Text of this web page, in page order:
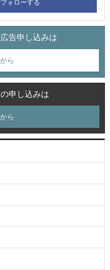
ォローする
告申し込みは
ら
申し込みは
ら